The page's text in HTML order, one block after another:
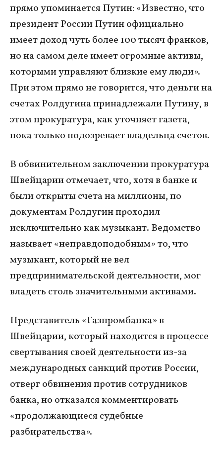
прямо упоминается Путин: «Известно, что
президент России Путин официально
имеет доход чуть более 100 тысяч франков,
но на самом деле имеет огромные активы,
которыми управляют близкие ему люди».
При этом прямо не говорится, что деньги на
счетах Ролдугина принадлежали Путину, в
этом прокуратура, как уточняет газета,
пока только подозревает владельца счетов.
В обвинительном заключении прокуратура
Швейцарии отмечает, что, хотя в банке и
были открыты счета на миллионы, по
документам Ролдугин проходил
исключительно как музыкант. Ведомство
называет «неправдоподобным» то, что
музыкант, который не вел
предпринимательской деятельности, мог
владеть столь значительными активами.
Представитель «Газпромбанка» в
Швейцарии, который находится в процессе
свертывания своей деятельности из-за
международных санкций против России,
отверг обвинения против сотрудников
банка, но отказался комментировать
«продолжающиеся судебные
разбирательства».